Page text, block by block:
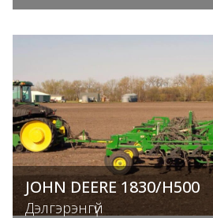
JOHN DEERE 1830/H500
Дэлгэрэнгүй